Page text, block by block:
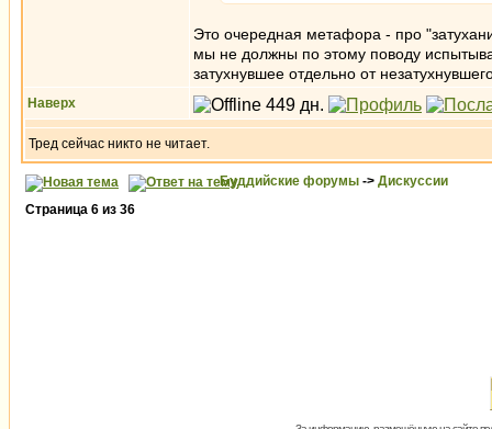
Это очередная метафора - про
мы не должны по этому поводу
затухнувшее отдельно от
Наверх
Тред сейчас никто не читает.
Буддийские форумы -> Дискуссии
Страница 6 из 36